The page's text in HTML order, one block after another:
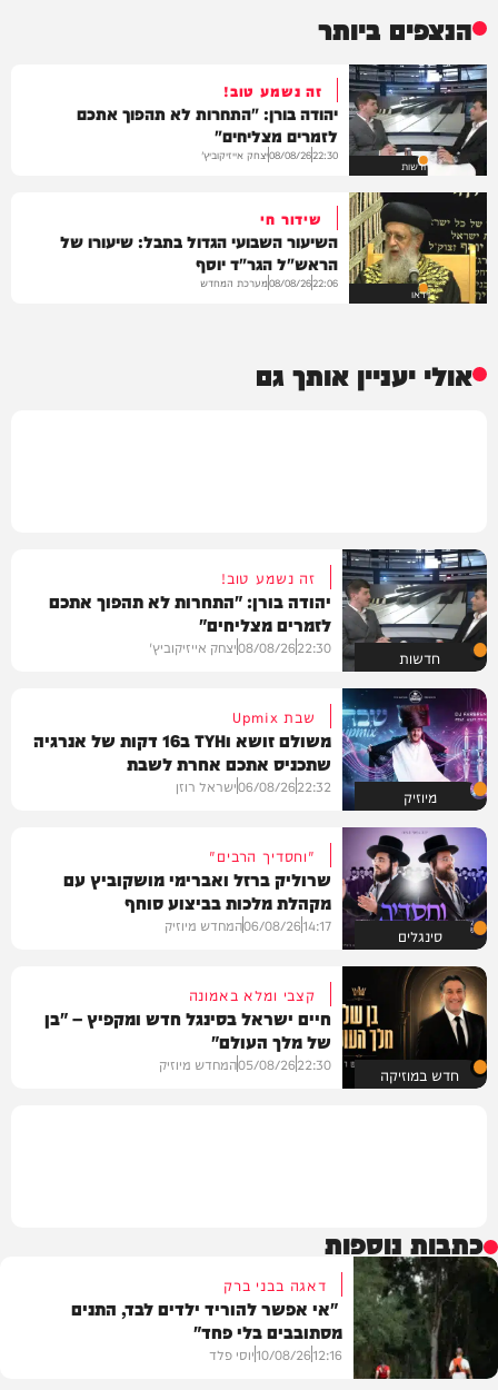
הנצפים ביותר
חדשות
זה נשמע טוב!
יהודה בורן: "התחרות לא תהפוך אתכם
לזמרים מצליחים"
22:30
08/08/26יצחק אייזיקוביץ'
וידאו
שידור חי
השיעור השבועי הגדול בתבל: שיעורו של
הראש"ל הגר"ד יוסף
22:06
08/08/26מערכת המחדש
אולי יעניין אותך גם
חדשות
זה נשמע טוב!
יהודה בורן: "התחרות לא תהפוך אתכם
לזמרים מצליחים"
22:30
08/08/26יצחק אייזיקוביץ'
מיוזיק
שבת Upmix
משולם זושא וTYH ב16 דקות של אנרגיה
שתכניס אתכם אחרת לשבת
22:32
06/08/26ישראל רוזן
סינגלים
"וחסדיך הרבים"
שרוליק ברזל ואברימי מושקוביץ עם
מקהלת מלכות בביצוע סוחף
14:17
06/08/26המחדש מיוזיק
חדש במוזיקה
קצבי ומלא באמונה
חיים ישראל בסינגל חדש ומקפיץ – "בן
של מלך העולם"
22:30
05/08/26המחדש מיוזיק
כתבות נוספות
דאגה בבני ברק
"אי אפשר להוריד ילדים לבד, התנים
מסתובבים בלי פחד"
12:16
10/08/26יוסי פלד